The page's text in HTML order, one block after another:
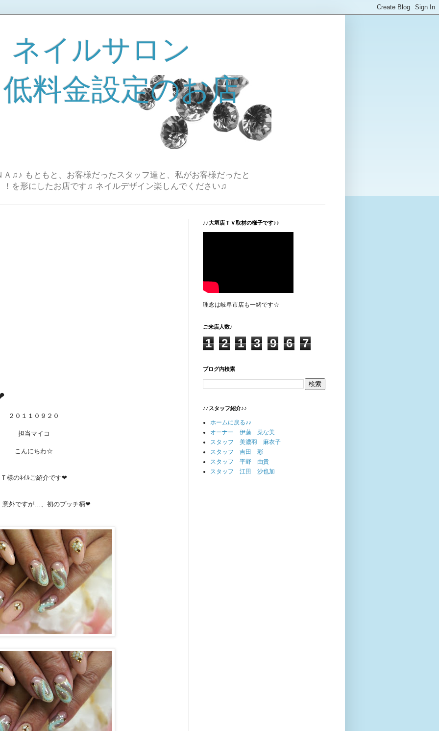
イルサロン
料金設定のお店
♫♪ もともと、お客様だったスタッフ達と、私がお客様だったと
！を形にしたお店です♫ ネイルデザイン楽しんでください♫
２０１１０９２０
担当マイコ
こんにちわ☆
Ｔ様のﾈｲﾙご紹介です❤
意外ですが…、初のプッチ柄❤
♪♪大垣店ＴＶ取材の様子です♪♪
理念は岐阜市店も一緒です☆
ご来店人数♪
1 2 1 3 9 6 7
ブログ内検索
♪♪スタッフ紹介♪♪
ホームに戻る♪♪
オーナー 伊藤 菜な美
スタッフ 美濃羽 麻衣子
スタッフ 吉田 彩
スタッフ 平野 由貴
スタッフ 江田 沙也加